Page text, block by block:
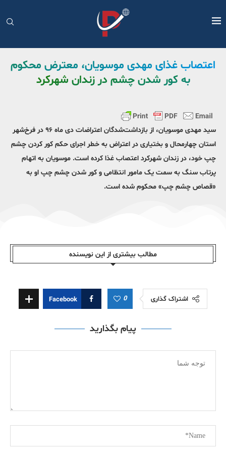
اعتصاب غذای مهدی موسویان، معترض محکوم
به کور شدن چشم در زندان شهرکرد
سید مهدی موسویان، از بازداشت‌شدگان اعتراضات دی‌ ماه ۹۶ در فرخ‌شهر
استان چهارمحال و بختیاری در اعتراض به خطر اجرای حکم کور کردن چشم
چپ خود، در زندان شهرکرد اعتصاب غذا کرده است. موسویان به اتهام
پرتاب سنگ به سمت یک مامور انتظامی و کور شدن چشم چپ او به
«قصاص چشم چپ» محکوم شده است.
مطالب بیشتری از این نویسندە
اشتراک گذاری 0
Facebook
پیام بگذارید